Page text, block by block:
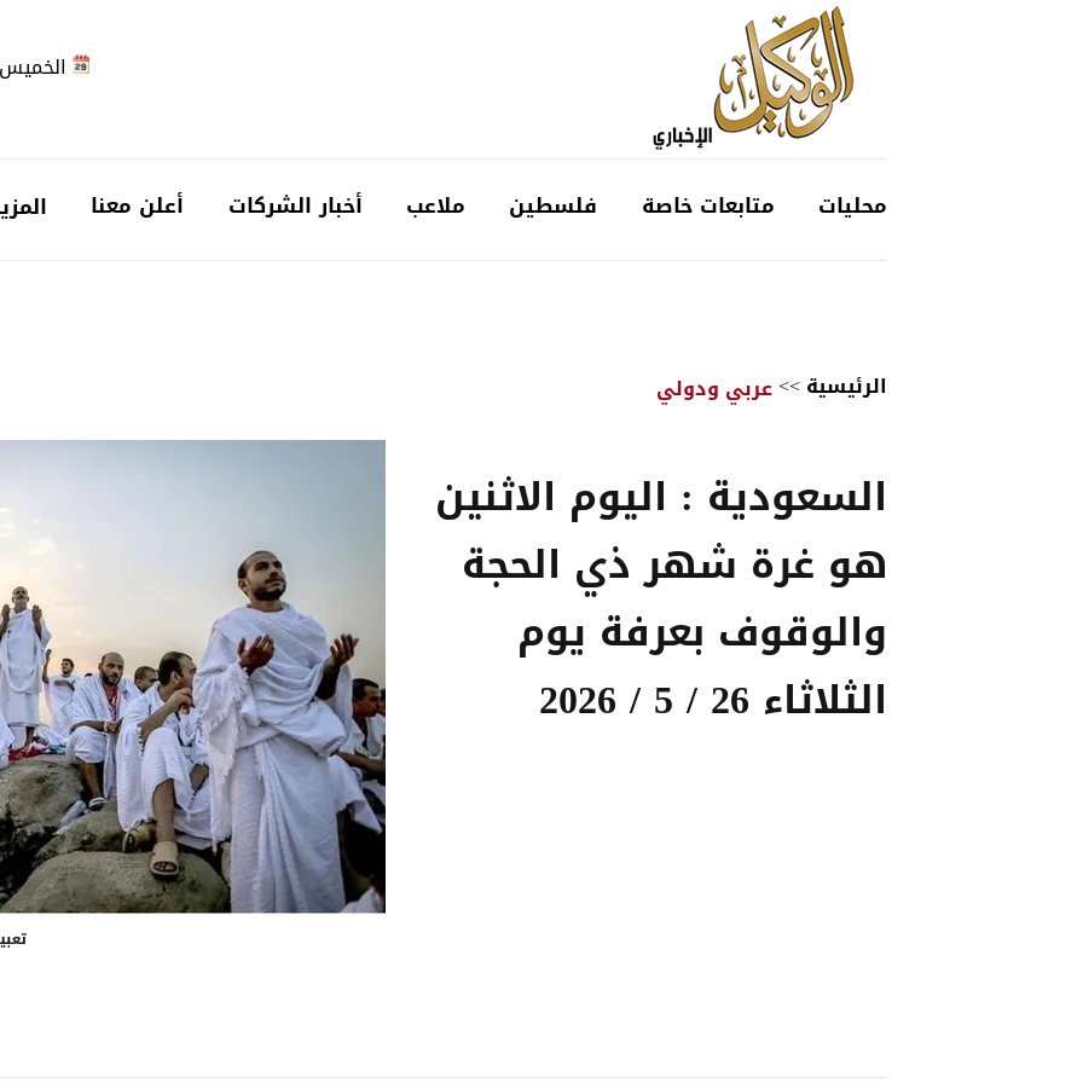
الخميس 2026-
محليات متابعات خاصة فلسطين ملاعب أخبار الشركات أعلن معنا
الرئيسية>>عربي ودولي
السعودية : اليوم الاثنين
هو غرة شهر ذي الحجة
والوقوف بعرفة يوم
الثلاثاء 26 / 5 / 2026